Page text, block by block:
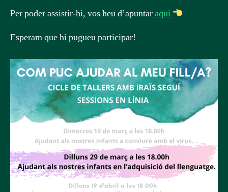
Per poder assistir-hi, vos heu d’apuntaraquí
Esperam que hi pugueu participar!